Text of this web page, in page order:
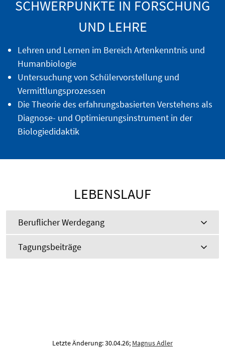
SCHWERPUNKTE IN FORSCHUNG
UND LEHRE
Lehren und Lernen im Bereich Artenkenntnis und
Humanbiologie
Untersuchung von Schülervorstellung und
Vermittlungsprozessen
Die Theorie des erfahrungsbasierten Verstehens als
Diagnose- und Optimierungsinstrument in der
Biologiedidaktik
LEBENSLAUF
Beruflicher Werdegang
Tagungsbeiträge
Letzte Änderung: 30.04.26; Magnus Adler